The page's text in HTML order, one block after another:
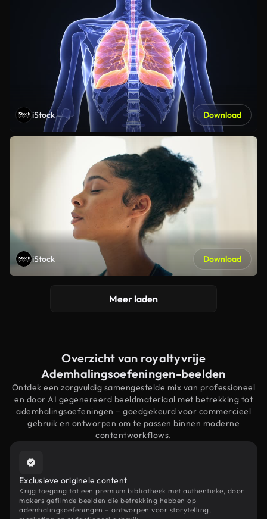
iStock Download
iStock Download
Meer laden
Overzicht van royaltyvrije
Ademhalingsoefeningen-beelden
Ontdek een zorgvuldig samengestelde mix van professioneel
en door AI gegenereerd beeldmateriaal met betrekking tot
ademhalingsoefeningen – goedgekeurd voor commercieel
gebruik en ontworpen om te passen binnen moderne
contentworkflows.
Exclusieve originele content
Krijg toegang tot een premium bibliotheek met authentieke, door
makers gefilmde beelden die betrekking hebben op
ademhalingsoefeningen – ontworpen voor storytelling,